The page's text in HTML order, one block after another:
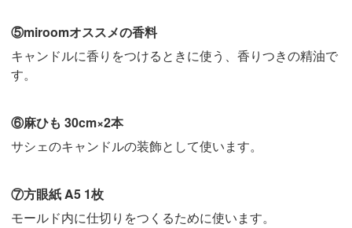
⑤miroomオススメの香料
キャンドルに香りをつけるときに使う、香りつきの精油で
す。
⑥麻ひも 30cm×2本
サシェのキャンドルの装飾として使います。
⑦方眼紙 A5 1枚
モールド内に仕切りをつくるために使います。